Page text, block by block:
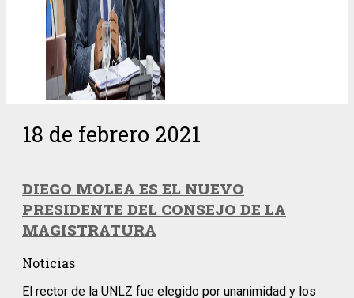
18 de febrero 2021
DIEGO MOLEA ES EL NUEVO
PRESIDENTE DEL CONSEJO DE LA
MAGISTRATURA
Noticias
El rector de la UNLZ fue elegido por unanimidad y los